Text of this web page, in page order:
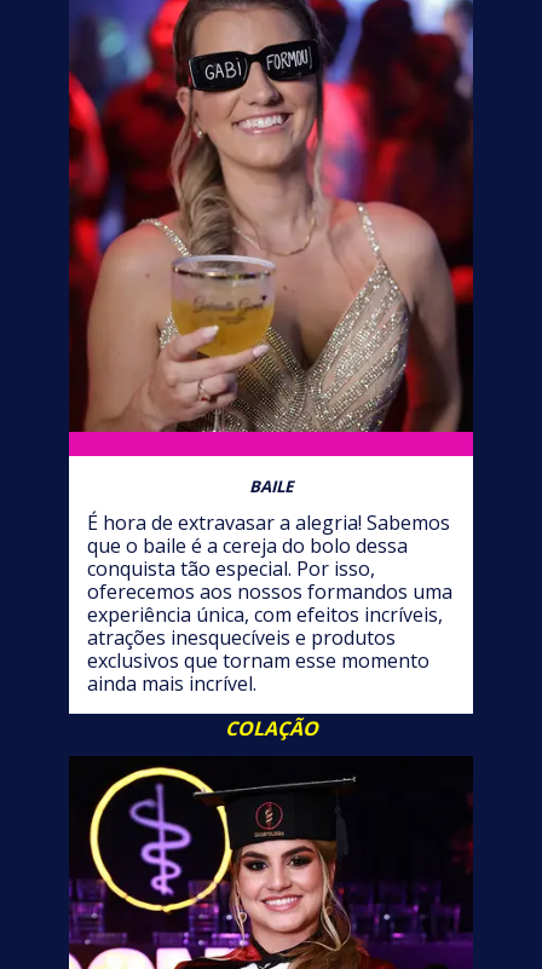
BAILE
É hora de extravasar a alegria! Sabemos
que o baile é a cereja do bolo dessa
conquista tão especial. Por isso,
oferecemos aos nossos formandos uma
experiência única, com efeitos incríveis,
atrações inesquecíveis e produtos
exclusivos que tornam esse momento
ainda mais incrível.
COLAÇÃO